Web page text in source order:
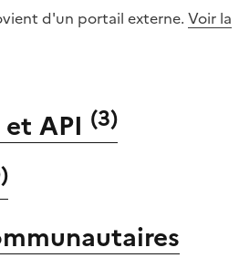
d'un portail externe. Voir la
API (3)
)